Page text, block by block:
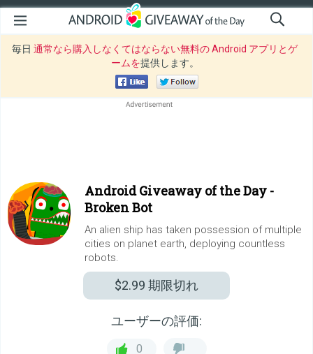
毎日 通常なら購入しなくてはならない無料の Android アプリとゲ
ームを提供します。
Android Giveaway of the Day -
Broken Bot
An alien ship has taken possession of multiple
cities on planet earth, deploying countless
robots.
$2.99 期限切れ
ユーザーの評価:
0